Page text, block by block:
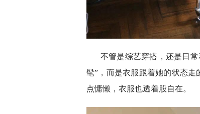
不管是综艺穿搭，还是日
髦”，而是衣服跟着她的状态
点慵懒，衣服也透着股自在。